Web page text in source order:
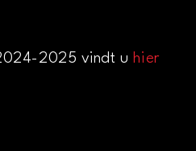
2025 vindt uhier